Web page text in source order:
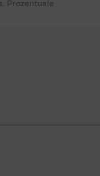
Prozentuale